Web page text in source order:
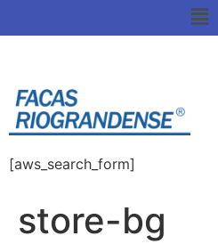
[aws_search_form]
store-bg